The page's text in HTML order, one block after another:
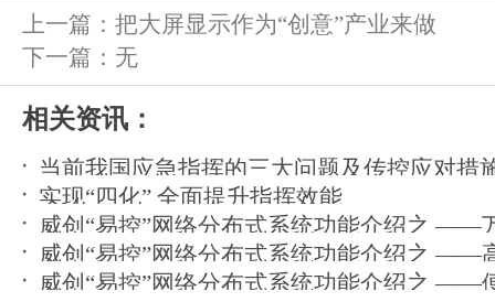
上一篇： 把大屏显示作为“创意”产业来做
下一篇： 无
相关资讯：
当前我国应急指挥的三大问题及传控应对措
实现“四化” 全面提升指挥效能
威创“易控”网络分布式系统功能介绍之 ——
用
威创“易控”网络分布式系统功能介绍之 ——
台管控
威创“易控”网络分布式系统功能介绍之 ——